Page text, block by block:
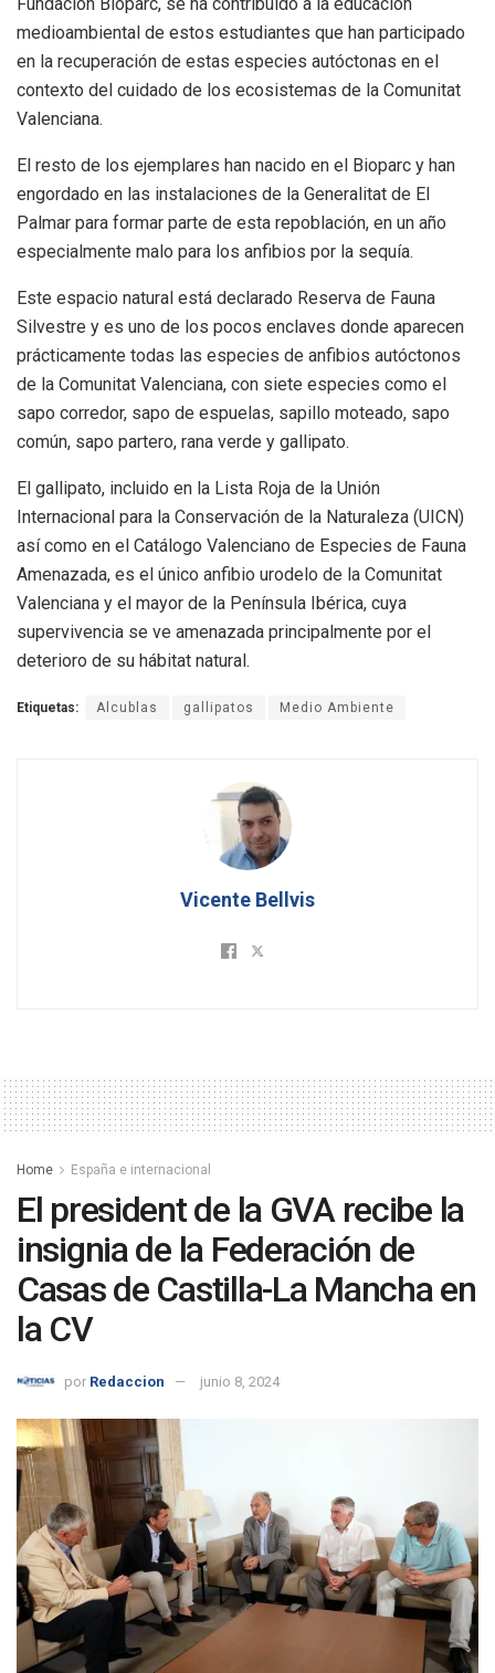
Fundación Bioparc, se ha contribuido a la educación
medioambiental de estos estudiantes que han participado
en la recuperación de estas especies autóctonas en el
contexto del cuidado de los ecosistemas de la Comunitat
Valenciana.
El resto de los ejemplares han nacido en el Bioparc y han
engordado en las instalaciones de la Generalitat de El
Palmar para formar parte de esta repoblación, en un año
especialmente malo para los anfibios por la sequía.
Este espacio natural está declarado Reserva de Fauna
Silvestre y es uno de los pocos enclaves donde aparecen
prácticamente todas las especies de anfibios autóctonos
de la Comunitat Valenciana, con siete especies como el
sapo corredor, sapo de espuelas, sapillo moteado, sapo
común, sapo partero, rana verde y gallipato.
El gallipato, incluido en la Lista Roja de la Unión
Internacional para la Conservación de la Naturaleza (UICN)
así como en el Catálogo Valenciano de Especies de Fauna
Amenazada, es el único anfibio urodelo de la Comunitat
Valenciana y el mayor de la Península Ibérica, cuya
supervivencia se ve amenazada principalmente por el
deterioro de su hábitat natural.
Etiquetas: Alcublas gallipatos Medio Ambiente
Vicente Bellvis
Home España e internacional
El president de la GVA recibe la
insignia de la Federación de
Casas de Castilla-La Mancha en
la CV
por Redaccion junio 8, 2024